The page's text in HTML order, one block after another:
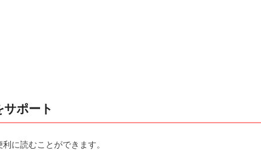
ポート
に読むことができます。